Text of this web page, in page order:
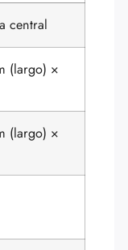
central
(largo) ×
(largo) ×